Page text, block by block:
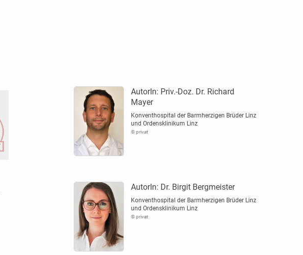
AutorIn: Priv.-Doz. Dr. Richard
Mayer
Konventhospital der Barmherzigen Brüder Linz
und Ordensklinikum Linz
© privat
AutorIn: Dr. Birgit Bergmeister
Konventhospital der Barmherzigen Brüder Linz
und Ordensklinikum Linz
© privat